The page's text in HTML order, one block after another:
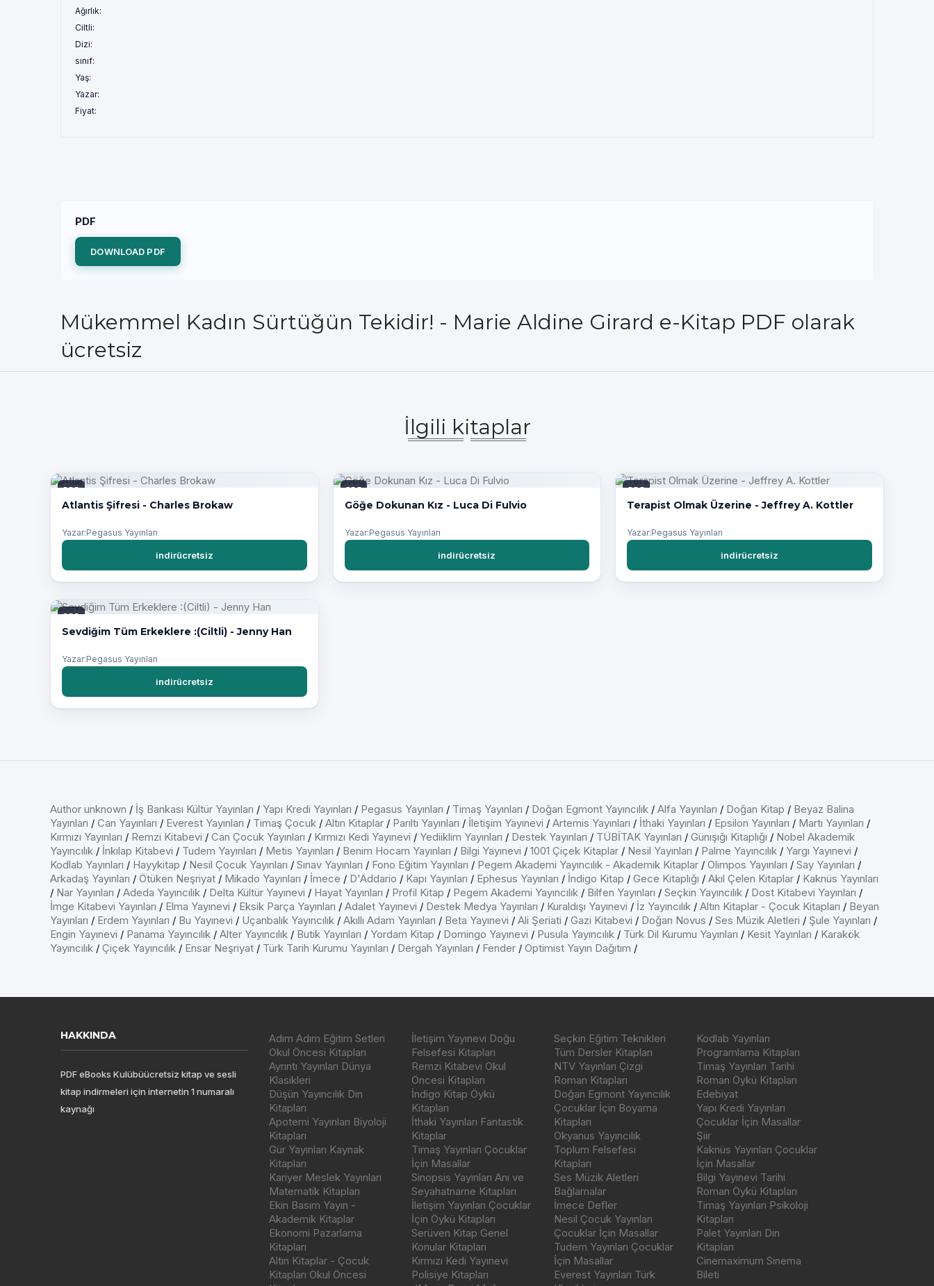
Ağırlık:
Ciltli:
Dizi:
sınıf:
Yaş:
Yazar:
Fiyat:
PDF
DOWNLOAD PDF
Mükemmel Kadın Sürtüğün Tekidir! - Marie Aldine Girard e-Kitap PDF olarak
ücretsiz
İlgili kitaplar
PDF
Atlantis Şifresi - Charles Brokaw
Yazar:Pegasus Yayınları
indirücretsiz
PDF
Göğe Dokunan Kız - Luca Di Fulvio
Yazar:Pegasus Yayınları
indirücretsiz
PDF
Terapist Olmak Üzerine - Jeffrey A. Kottler
Yazar:Pegasus Yayınları
indirücretsiz
PDF
Sevdiğim Tüm Erkeklere :(Ciltli) - Jenny Han
Yazar:Pegasus Yayınları
indirücretsiz
Author unknown / İş Bankası Kültür Yayınları / Yapı Kredi Yayınları / Pegasus Yayınları / Timaş Yayınları / Doğan Egmont Yayıncılık / Alfa Yayınları / Doğan Kitap / Beyaz Balina
Yayınları / Can Yayınları / Everest Yayınları / Timaş Çocuk / Altın Kitaplar / Parıltı Yayınları / İletişim Yayınevi / Artemis Yayınları / İthaki Yayınları / Epsilon Yayınları / Martı Yayınları /
Kırmızı Yayınları / Remzi Kitabevi / Can Çocuk Yayınları / Kırmızı Kedi Yayınevi / Yediiklim Yayınları / Destek Yayınları / TÜBİTAK Yayınları / Günışığı Kitaplığı / Nobel Akademik
Yayıncılık / İnkılap Kitabevi / Tudem Yayınları / Metis Yayınları / Benim Hocam Yayınları / Bilgi Yayınevi / 1001 Çiçek Kitaplar / Nesil Yayınları / Palme Yayıncılık / Yargı Yayınevi /
Kodlab Yayınları / Hayykitap / Nesil Çocuk Yayınları / Sınav Yayınları / Fono Eğitim Yayınları / Pegem Akademi Yayıncılık - Akademik Kitaplar / Olimpos Yayınları / Say Yayınları /
Arkadaş Yayınları / Ötüken Neşriyat / Mikado Yayınları / İmece / D'Addario / Kapı Yayınları / Ephesus Yayınları / İndigo Kitap / Gece Kitaplığı / Akıl Çelen Kitaplar / Kaknüs Yayınları
/ Nar Yayınları / Adeda Yayıncılık / Delta Kültür Yayınevi / Hayat Yayınları / Profil Kitap / Pegem Akademi Yayıncılık / Bilfen Yayınları / Seçkin Yayıncılık / Dost Kitabevi Yayınları /
İmge Kitabevi Yayınları / Elma Yayınevi / Eksik Parça Yayınları / Adalet Yayınevi / Destek Medya Yayınları / Kuraldışı Yayınevi / İz Yayıncılık / Altın Kitaplar - Çocuk Kitapları / Beyan
Yayınları / Erdem Yayınları / Bu Yayınevi / Uçanbalık Yayıncılık / Akıllı Adam Yayınları / Beta Yayınevi / Ali Şeriati / Gazi Kitabevi / Doğan Novus / Ses Müzik Aletleri / Şule Yayınları /
Engin Yayınevi / Panama Yayıncılık / Alter Yayıncılık / Butik Yayınları / Yordam Kitap / Domingo Yayınevi / Pusula Yayıncılık / Türk Dil Kurumu Yayınları / Kesit Yayınları / Karakök
Yayıncılık / Çiçek Yayıncılık / Ensar Neşriyat / Türk Tarih Kurumu Yayınları / Dergah Yayınları / Fender / Optimist Yayın Dağıtım /
HAKKINDA
PDF eBooks Kulübüücretsiz kitap ve sesli
kitap indirmeleri için internetin 1 numaralı
kaynağı
Adım Adım Eğitim Setleri
Okul Öncesi Kitapları
Ayrıntı Yayınları Dünya
Klasikleri
Düşün Yayıncılık Din
Kitapları
Apotemi Yayınları Biyoloji
Kitapları
Gür Yayınları Kaynak
Kitapları
Kariyer Meslek Yayınları
Matematik Kitapları
Ekin Basım Yayın -
Akademik Kitaplar
Ekonomi Pazarlama
Kitapları
Altın Kitaplar - Çocuk
Kitapları Okul Öncesi
İletişim Yayınevi Doğu
Felsefesi Kitapları
Remzi Kitabevi Okul
Öncesi Kitapları
İndigo Kitap Öykü
Kitapları
İthaki Yayınları Fantastik
Kitaplar
Timaş Yayınları Çocuklar
İçin Masallar
Sinopsis Yayınları Anı ve
Seyahatname Kitapları
İletişim Yayınları Çocuklar
İçin Öykü Kitapları
Serüven Kitap Genel
Konular Kitapları
Kırmızı Kedi Yayınevi
Polisiye Kitapları
Seçkin Eğitim Teknikleri
Tüm Dersler Kitapları
NTV Yayınları Çizgi
Roman Kitapları
Doğan Egmont Yayıncılık
Çocuklar İçin Boyama
Kitapları
Okyanus Yayıncılık
Toplum Felsefesi
Kitapları
Ses Müzik Aletleri
Bağlamalar
İmece Defler
Nesil Çocuk Yayınları
Çocuklar İçin Masallar
Tudem Yayınları Çocuklar
İçin Masallar
Everest Yayınları Türk
Kodlab Yayınları
Programlama Kitapları
Timaş Yayınları Tarihi
Roman Öykü Kitapları
Edebiyat
Yapı Kredi Yayınları
Çocuklar İçin Masallar
Şiir
Kaknüs Yayınları Çocuklar
İçin Masallar
Bilgi Yayınevi Tarihi
Roman Öykü Kitapları
Timaş Yayınları Psikoloji
Kitapları
Palet Yayınları Din
Kitapları
Cinemaximum Sinema
Bileti